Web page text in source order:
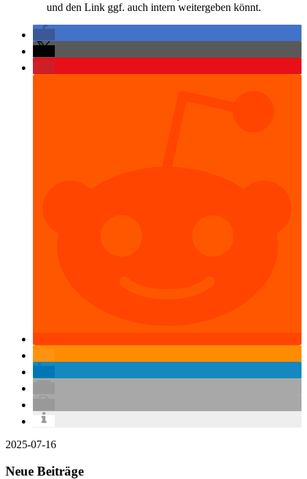
und den Link ggf. auch intern weitergeben könnt.
2025-07-16
Neue Beiträge